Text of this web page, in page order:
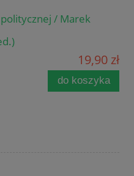
/ Marek
19,90 zł
do koszyka